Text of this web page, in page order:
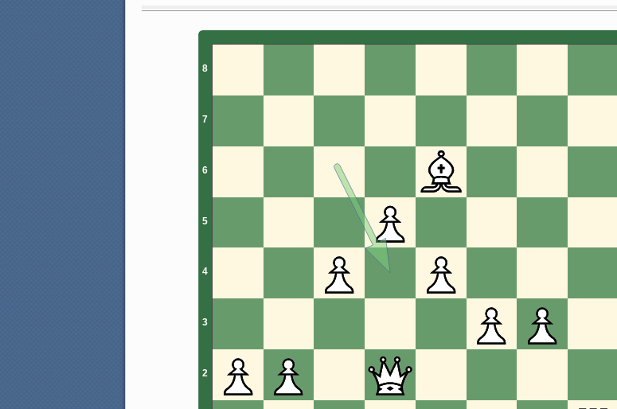
8
7
6
5
4
3
2